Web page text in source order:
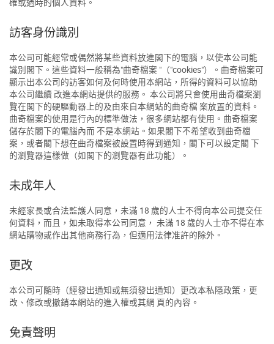
訪客身份識別
本公司可能經常或偶然將某些資料放進閣下的電腦，以使本公司能
識別閣下。這些資料一般稱為"曲奇檔案 "（"cookies"）。曲奇檔案可
顯示出本公司的訪客如何及何時使用本網站，所得的資料可以協助
本公司繼續 改進本網站提供的服務。 本公司將只會使用曲奇檔案瀏
覽在閣下的硬驅動器上的及由來自本網站的曲奇檔 案放置的資料。
曲奇檔案的使用是行內的標準做法，很多網站都有使用。曲奇檔案
儲存於閣下的電腦內而 不是本網站。如果閣下不希望收到曲奇檔
案，或者閣下想在曲奇檔案被設置時得到通知，閣下可以設定閣 下
的瀏覽器這樣做（如閣下的瀏覽器有此功能）。
未成年人
未經家長或合法監護人同意，未滿 18 歲的人士不得向本公司提交任
何資料，而且，如未取得本公司同意， 未滿 18 歲的人士亦不得在本
網站購物或作出其他商務行為，但適用法律准許的除外。
更改
本公司可隨時（經發出通知或無須發出通知）更改本私隱政策，更
改、修改或撤銷本網站的進入權或其網 頁的內容。
免責聲明